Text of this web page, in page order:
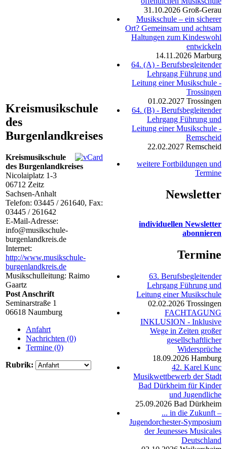
Kreismusikschule
des
Burgenlandkreises
Kreismusikschule
des Burgenlandkreises
Nicolaiplatz 1-3
06712 Zeitz
Sachsen-Anhalt
Telefon: 03445 / 261640, Fax:
03445 / 261642
E-Mail-Adresse:
info@musikschule-
burgenlandkreis.de
Internet:
http://www.musikschule-
burgenlandkreis.de
Musikschulleitung: Raimo
Gaartz
Post Anschrift
Seminarstraße 1
06618 Naumburg
Anfahrt
Nachrichten (0)
Termine (0)
Rubrik:
31.10.2026 Groß-Gerau
Musikschule – ein sicherer
Ort? Gemeinsam und achtsam
Haltungen zum Kindeswohl
entwickeln
14.11.2026 Marburg
64. (A) - Berufsbegleitender
Lehrgang Führung und
Leitung einer Musikschule -
Trossingen
01.02.2027 Trossingen
64. (B) - Berufsbegleitender
Lehrgang Führung und
Leitung einer Musikschule -
Remscheid
22.02.2027 Remscheid
weitere Fortbildungen und
Termine
Newsletter
individuellen Newsletter
abonnieren
Termine
63. Berufsbegleitender
Lehrgang Führung und
Leitung einer Musikschule
02.02.2026 Trossingen
FACHTAGUNG
INKLUSION - Inklusive
Wege in Zeiten großer
gesellschaftlicher
Widersprüche
18.09.2026 Hamburg
42. Karel Kunc
Musikwettbewerb der Stadt
Bad Dürkheim für Kinder
und Jugendliche
25.09.2026 Bad Dürkheim
... in die Zukunft –
Jugendorchester-Symposium
der Jeunesses Musicales
Deutschland